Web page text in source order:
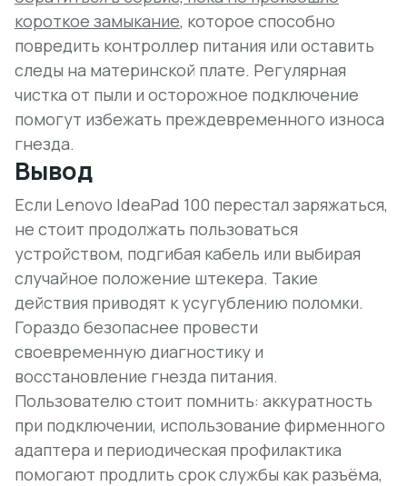
короткое замыкание, которое способно
повредить контроллер питания или оставить
следы на материнской плате. Регулярная
чистка от пыли и осторожное подключение
помогут избежать преждевременного износа
гнезда.
Вывод
Если Lenovo IdeaPad 100 перестал заряжаться,
не стоит продолжать пользоваться
устройством, подгибая кабель или выбирая
случайное положение штекера. Такие
действия приводят к усугублению поломки.
Гораздо безопаснее провести
своевременную диагностику и
восстановление гнезда питания.
Пользователю стоит помнить: аккуратность
при подключении, использование фирменного
адаптера и периодическая профилактика
помогают продлить срок службы как разъёма,